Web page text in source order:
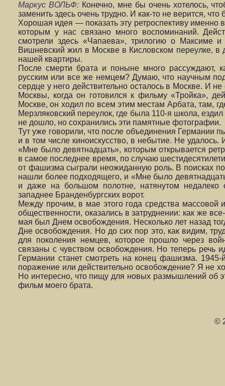
Маркус ВОЛЬФ: Конечно, мне бы очень хотелось,
заменить здесь очень трудно. И как-то не верится, что
Хорошая идея — показать эту ретроспективу именно
которым у нас связано много воспоминаний.
смотрели здесь «Чапаева», трилогию о Максиме
Вишневский жил в Москве в Кисловском переулке, в
нашей квартиры.
После смерти брата и поныне много рассуждают,
русским или все же немцем? Думаю, что научным
сердце у него действительно осталось в Москве. И
Москвы, когда он готовился к фильму «Тройка»,
Москве, он ходил по всем этим местам Арбата, там,
Мерзляковский переулок, где была 110-я школа,
не дошло, но сохранились эти памятные фотографии.
Тут уже говорили, что после объединения Германии
и в том числе киноискусство, в небытие. Не
«Мне было девятнадцать», которым открывается
в самое последнее время, по случаю
от фашизма сыграли неожиданную роль. В поисках
нашли более подходящего, и «Мне было
и даже на большом полотне, натянутом недалеко
западнее Бранденбургских ворот.
Между прочим, в мае этого года средства массовой
общественности, оказались в затруднении: как же
мая был Днем освобождения. Несколько лет назад
Дне освобождения. Но до сих пор это, как видим,
для поколения немцев, которое прошло через
связаны с чувством освобождения. Но теперь речь
Германии станет смотреть на конец фашизма.
поражение или действительно освобождение? Я не
Но интересно, что пищу для новых размышлений об
фильм моего брата.
©